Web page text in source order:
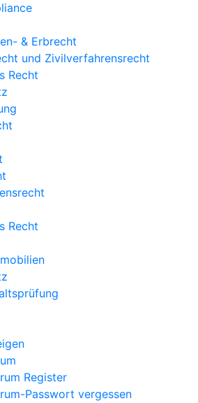
& Erbrecht
und Zivilverfahrensrecht
Recht
Recht
Register
Passwort vergessen